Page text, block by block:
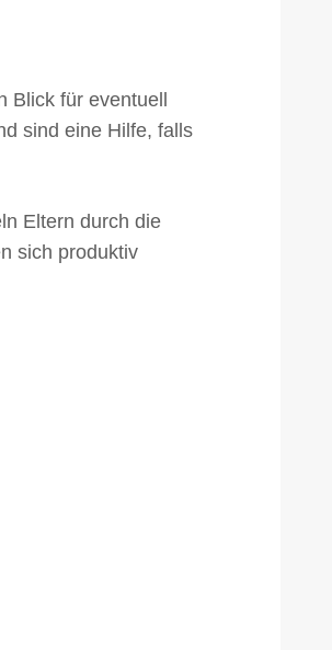
für eventuell
sind eine Hilfe, falls
Eltern durch die
sich produktiv